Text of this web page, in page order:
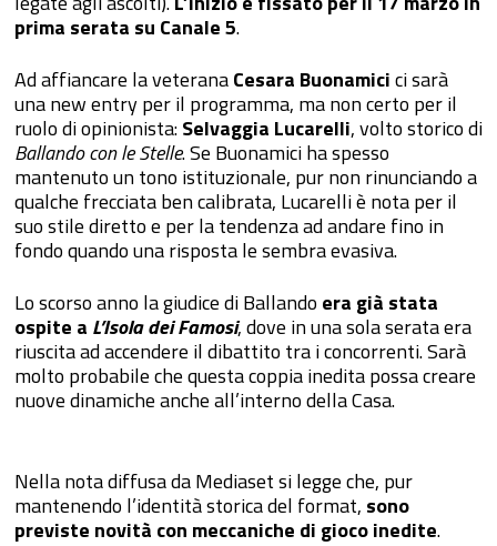
prima serata su Canale 5.
Ad affiancare la veteranaCesara Buonamicici sarà
una new entry per il programma, ma non certo per il
ruolo di opinionista:Selvaggia Lucarelli, volto storico di
Ballando con le Stelle. Se Buonamici ha spesso
mantenuto un tono istituzionale, pur non rinunciando a
qualche frecciata ben calibrata, Lucarelli è nota per il
suo stile diretto e per la tendenza ad andare fino in
fondo quando una risposta le sembra evasiva.
Lo scorso anno la giudice di Ballando era già stata
ospite a L’Isola dei Famosi, dove in una sola serata era
riuscita ad accendere il dibattito tra i concorrenti. Sarà
molto probabile che questa coppia inedita possa creare
nuove dinamiche anche all’interno della Casa.
Nella nota diffusa da Mediaset si legge che, pur
mantenendo l’identità storica del format, sono
previste novità con meccaniche di gioco inedite.